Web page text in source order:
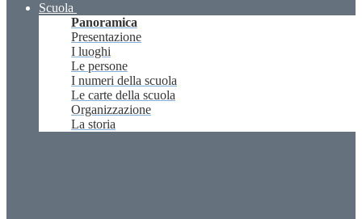
Scuola
Panoramica
Presentazione
I luoghi
Le persone
I numeri della scuola
Le carte della scuola
Organizzazione
La storia